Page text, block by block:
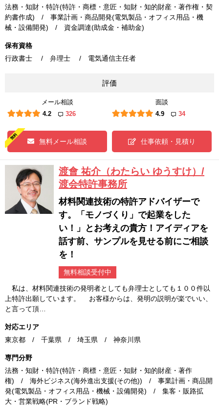
法務・知財・特許(特許・商標・意匠・知財・知的財産・著作権・契
約書作成) / 事業計画・商品開発(電気製品・オフィス用品・機
械・設備開発) / 資金調達(助成金・補助金)
保有資格
行政書士 / 弁理士 / 電気通信主任者
評価
メール相談
4.2
326
面談
4.9
34
無料メール相談 仕事依頼・見積り
渡會 祐介（わたらい ゆうすけ）/
渡会特許事務所
材料関連技術の特許アドバイザーで
す。「モノづくり」で起業をした
い！」とお考えの貴方！アイディアを
話す前、サンプルを見せる前にご相談
を！
無料相談受付中
私は、材料関連技術の発明者としても弁理士としても１００件以
上特許出願しています。 お客様からは、発明の説明が楽でいい、
と言って頂…
対応エリア
東京都 / 千葉県 / 埼玉県 / 神奈川県
専門分野
法務・知財・特許(特許・商標・意匠・知財・知的財産・著作
権) / 海外ビジネス(海外進出支援(その他)) / 事業計画・商品開
発(電気製品・オフィス用品・機械・設備開発) / 集客・販路拡
大・営業戦略(PR・ブランド戦略)